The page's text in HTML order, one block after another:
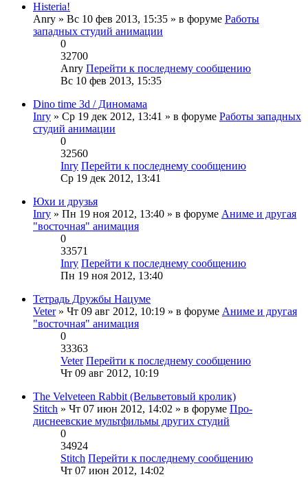
Histeria!
Anry » Вс 10 фев 2013, 15:35 » в форуме Работы
западных студий анимации
0
32700
Anry Перейти к последнему сообщению
Вс 10 фев 2013, 15:35
Dino time 3d / Диномама
Inry » Ср 19 дек 2012, 13:41 » в форуме Работы западных
студий анимации
0
32560
Inry Перейти к последнему сообщению
Ср 19 дек 2012, 13:41
Юхи и друзья
Inry » Пн 19 ноя 2012, 13:40 » в форуме Аниме и другая
"восточная" анимация
0
33571
Inry Перейти к последнему сообщению
Пн 19 ноя 2012, 13:40
Тетрадь Дружбы Нацуме
Veter» Чт 09 авг 2012, 10:19 » в форуме Аниме и другая
"восточная" анимация
0
33363
Veter Перейти к последнему сообщению
Чт 09 авг 2012, 10:19
The Velveteen Rabbit (Вельветовый кролик)
Stitch » Чт 07 июн 2012, 14:02 » в форуме Про-
диснеевские мультфильмы других студий
0
34924
Stitch Перейти к последнему сообщению
Чт 07 июн 2012, 14:02